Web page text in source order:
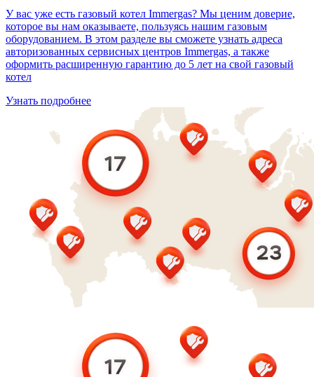
У вас уже есть газовый котел Immergas? Мы ценим доверие,
которое вы нам оказываете, пользуясь нашим газовым
оборудованием. В этом разделе вы сможете узнать адреса
авторизованных сервисных центров Immergas, а также
оформить расширенную гарантию до 5 лет на свой газовый
котел
Узнать подробнее